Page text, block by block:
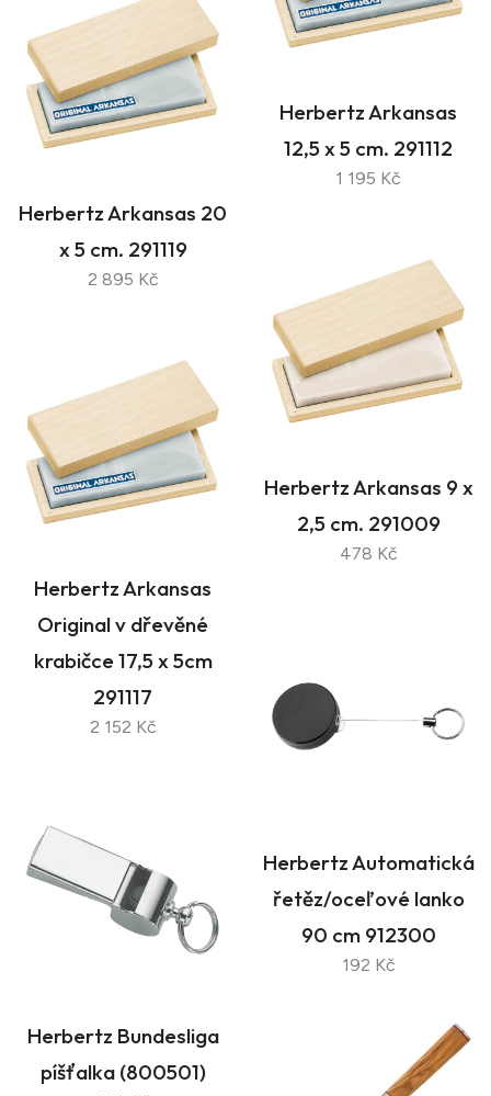
Herbertz Arkansas
12,5 x 5 cm. 291112
1 195 Kč
Herbertz Arkansas 20
x 5 cm. 291119
2 895 Kč
Herbertz Arkansas 9 x
2,5 cm. 291009
478 Kč
Herbertz Arkansas
Original v dřevěné
krabičce 17,5 x 5cm
291117
2 152 Kč
Herbertz Automatická
řetěz/oceľové lanko
90 cm 912300
192 Kč
Herbertz Bundesliga
píšťalka (800501)